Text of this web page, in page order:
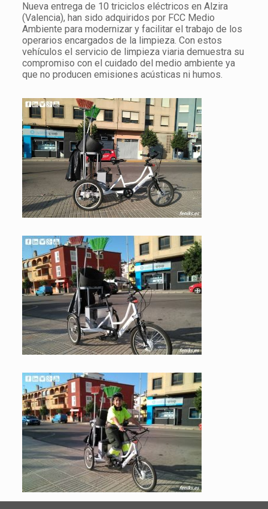
Nueva entrega de 10 triciclos eléctricos en Alzira
(Valencia), han sido adquiridos por FCC Medio
Ambiente para modernizar y facilitar el trabajo de los
operarios encargados de la limpieza. Con estos
vehículos el servicio de limpieza viaria demuestra su
compromiso con el cuidado del medio ambiente ya
que no producen emisiones acústicas ni humos.